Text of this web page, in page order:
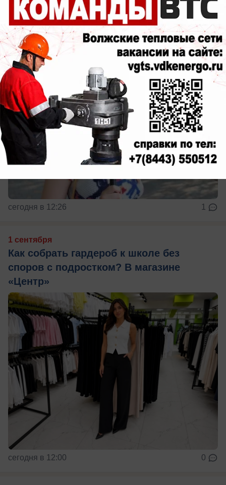
поделились своими летними историями
Довольны ли волжане своим летом?
сегодня в 12:26 1
1 сентября
Как собрать гардероб к школе без
споров с подростком? В магазине
«Центр»
сегодня в 12:00 0